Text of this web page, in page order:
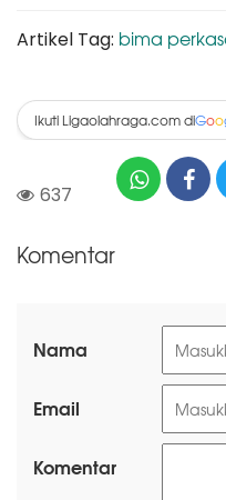
Artikel Tag: bima
Ikuti Ligaolahraga.com diGoo
637
Komentar
Nama
Email
Komentar